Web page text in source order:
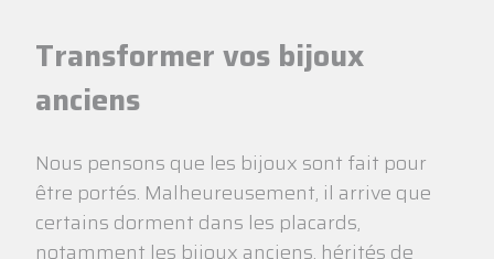
Transformer vos bijoux
anciens
Nous pensons que les bijoux sont fait pour
être portés. Malheureusement, il arrive que
certains dorment dans les placards,
notamment les bijoux anciens, hérités de